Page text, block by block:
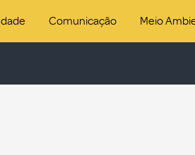
Comunicação Meio